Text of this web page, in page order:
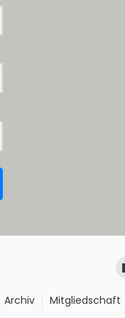
Archiv Mitgliedschaft